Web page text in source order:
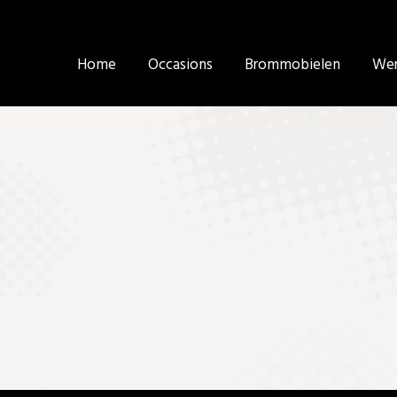
Home Occasions Brommobielen
Home Occasions Brommobielen